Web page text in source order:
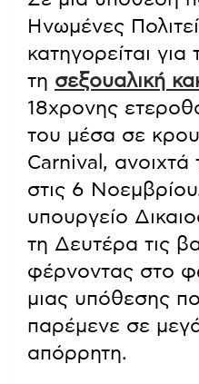
Ηνωμένες
κατηγορείται
τη σεξουαλική
18χρονης
του μέσα σε
Carnival,
στις 6
υπουργείο
τη Δευτέρα τις
φέρνοντας στο
μιας υπόθεσης
παρέμενε σε
απόρρητη.